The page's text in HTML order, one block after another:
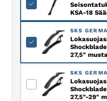
KSA-18
SKS
27,5"
SKS
27,5"-29"